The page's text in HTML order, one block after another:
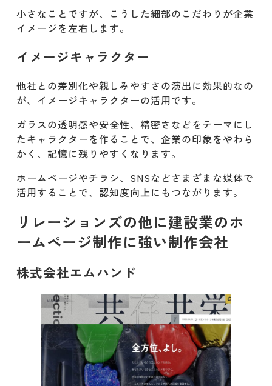
小さなことですが、こうした細部のこだわりが企業
イメージを左右します。
イメージキャラクター
他社との差別化や親しみやすさの演出に効果的なの
が、イメージキャラクターの活用です。
ガラスの透明感や安全性、精密さなどをテーマにし
たキャラクターを作ることで、企業の印象をやわら
かく、記憶に残りやすくなります。
ホームページやチラシ、SNSなどさまざまな媒体で
活用することで、認知度向上にもつながります。
リレーションズの他に建設業のホ
ームページ制作に強い制作会社
株式会社エムハンド